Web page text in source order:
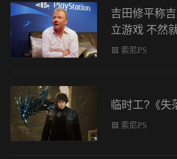
吉田修平称
立游戏 不然
索尼PS
临时工?《
索尼PS